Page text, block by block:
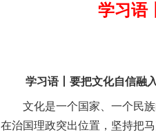
学习语
学习语丨要把文化自信融入
文化是一个国家、一个民族
在治国理政突出位置，坚持把